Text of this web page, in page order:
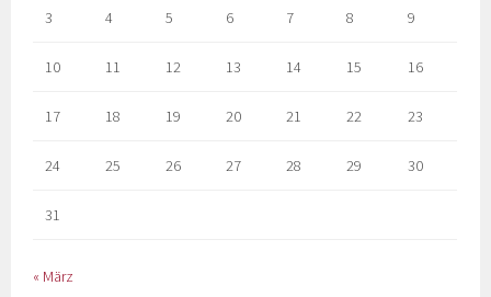
3 4 5 6 7 8 9
10 11 12 13 14 15 16
17 18 19 20 21 22 23
24 25 26 27 28 29 30
31
« März